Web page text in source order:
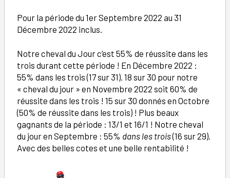
Pour la période du 1er Septembre 2022 au 31
Décembre 2022 inclus.
Notre cheval du Jour c’est 55% de réussite dans les
trois durant cette période ! En Décembre 2022 :
55% dans les trois (17 sur 31). 18 sur 30 pour notre
« cheval du jour » en Novembre 2022 soit 60% de
réussite dans les trois ! 15 sur 30 donnés en Octobre
(50% de réussite dans les trois) ! Plus beaux
gagnants de la période : 13/1 et 16/1 ! Notre cheval
du jour en Septembre : 55% dans les trois(16 sur 29).
Avec des belles cotes et une belle rentabilité !